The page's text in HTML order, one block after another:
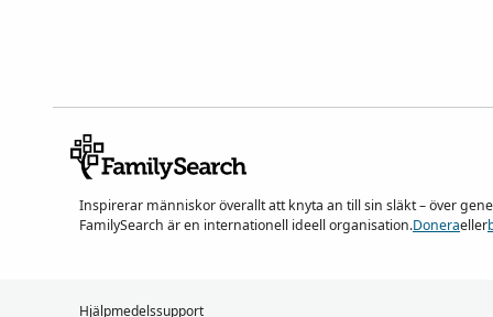
Inspirerar människor överallt att knyta an till sin släkt – över
FamilySearch är en internationell ideell organisation.Doneraeller
Hjälpmedelssupport